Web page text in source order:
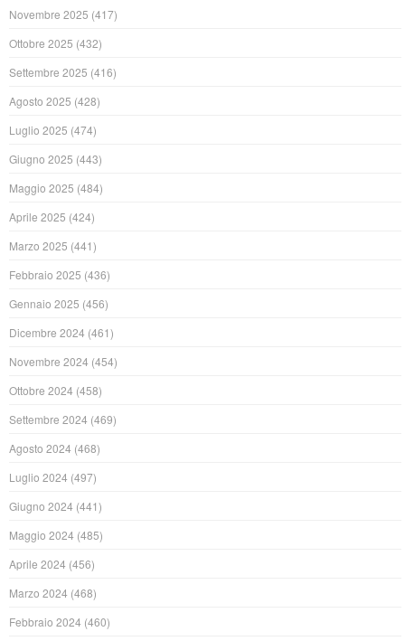
Novembre 2025 (417)
Ottobre 2025 (432)
Settembre 2025 (416)
Agosto 2025 (428)
Luglio 2025 (474)
Giugno 2025 (443)
Maggio 2025 (484)
Aprile 2025 (424)
Marzo 2025 (441)
Febbraio 2025 (436)
Gennaio 2025 (456)
Dicembre 2024 (461)
Novembre 2024 (454)
Ottobre 2024 (458)
Settembre 2024 (469)
Agosto 2024 (468)
Luglio 2024 (497)
Giugno 2024 (441)
Maggio 2024 (485)
Aprile 2024 (456)
Marzo 2024 (468)
Febbraio 2024 (460)